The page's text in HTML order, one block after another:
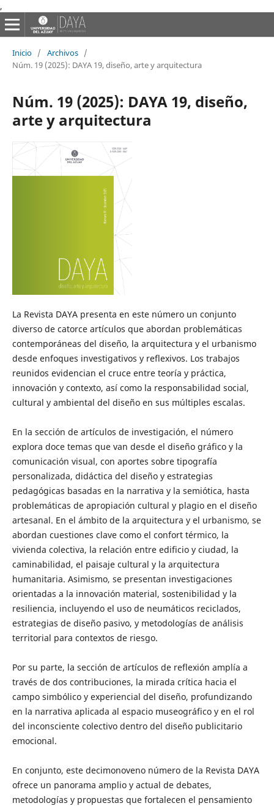
,
Inicio / Archivos /
Núm. 19 (2025): DAYA 19, diseño, arte y arquitectura
Núm. 19 (2025): DAYA 19, diseño,
arte y arquitectura
La Revista DAYA presenta en este número un conjunto
diverso de catorce artículos que abordan problemáticas
contemporáneas del diseño, la arquitectura y el urbanismo
desde enfoques investigativos y reflexivos. Los trabajos
reunidos evidencian el cruce entre teoría y práctica,
innovación y contexto, así como la responsabilidad social,
cultural y ambiental del diseño en sus múltiples escalas.
En la sección de artículos de investigación, el número
explora doce temas que van desde el diseño gráfico y la
comunicación visual, con aportes sobre tipografía
personalizada, didáctica del diseño y estrategias
pedagógicas basadas en la narrativa y la semiótica, hasta
problemáticas de apropiación cultural y plagio en el diseño
artesanal. En el ámbito de la arquitectura y el urbanismo, se
abordan cuestiones clave como el confort térmico, la
vivienda colectiva, la relación entre edificio y ciudad, la
caminabilidad, el paisaje cultural y la arquitectura
humanitaria. Asimismo, se presentan investigaciones
orientadas a la innovación material, sostenibilidad y la
resiliencia, incluyendo el uso de neumáticos reciclados,
estrategias de diseño pasivo, y metodologías de análisis
territorial para contextos de riesgo.
Por su parte, la sección de artículos de reflexión amplía a
través de dos contribuciones, la mirada crítica hacia el
campo simbólico y experiencial del diseño, profundizando
en la narrativa aplicada al espacio museográfico y en el rol
del inconsciente colectivo dentro del diseño publicitario
emocional.
En conjunto, este decimonoveno número de la Revista DAYA
ofrece un panorama amplio y аctual de debates,
metodologías y propuestas que fortalecen el pensamiento